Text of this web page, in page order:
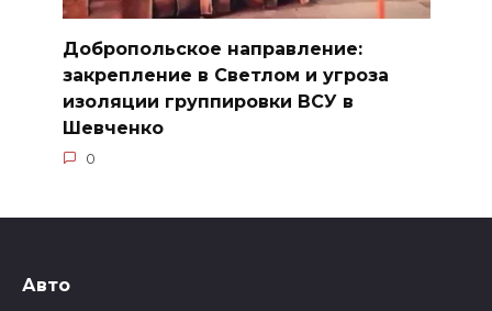
Добропольское направление:
закрепление в Светлом и угроза
изоляции группировки ВСУ в
Шевченко
0
Авто